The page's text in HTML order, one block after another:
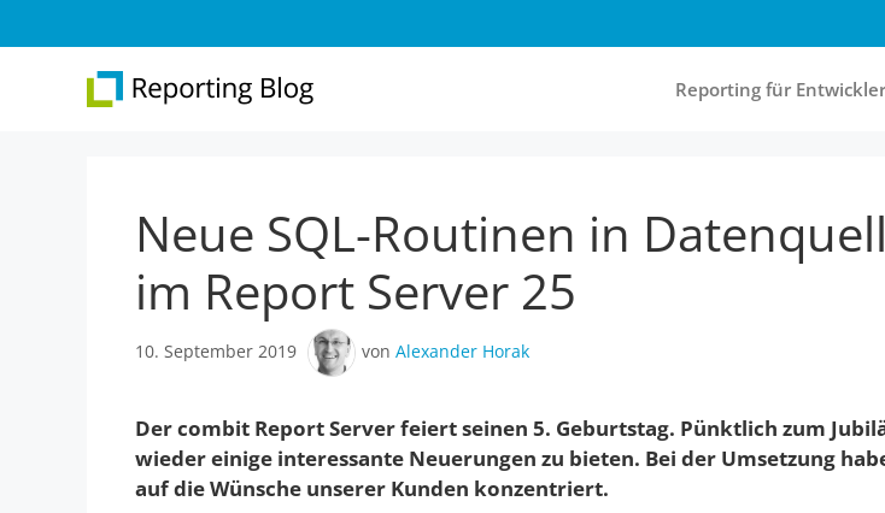
Inhalt
Reporting für Entwickler
Überblick
Integration
.NET-Reporting
Web & Cloud Reporting
Web Report Designer
Neue SQL-Routinen in
im Report Server 25
10. September 2019 von Alexander Horak
Der combit Report Server feiert seinen 5. Geburtstag. Pünktlich zum
wieder einige interessante Neuerungen zu bieten. Bei der Umsetzung
auf die Wünsche unserer Kunden konzentriert.